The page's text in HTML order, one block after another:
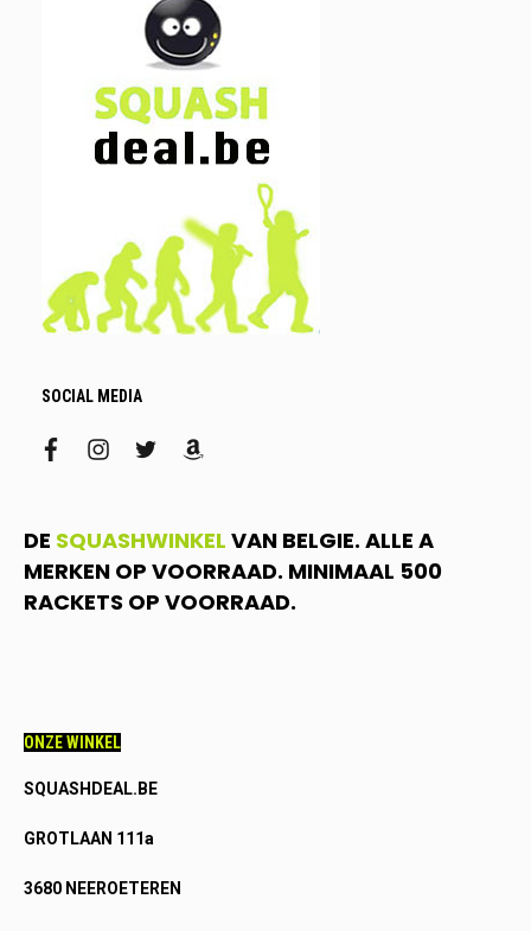
SOCIAL MEDIA
facebookinstagram
twitteramazon
DE SQUASHWINKEL VAN BELGIE. ALLE A
MERKEN OP VOORRAAD. MINIMAAL 500
RACKETS OP VOORRAAD.
ONZE WINKEL
SQUASHDEAL.BE
GROTLAAN 111a
3680 NEEROETEREN